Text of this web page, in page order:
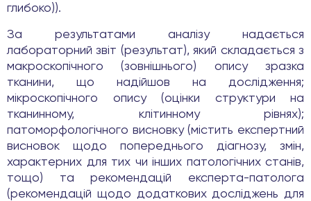
глибоко)).
За результатами аналізу надається
лабораторний звіт (результат), який складається з
макроскопічного (зовнішнього) опису зразка
тканини, що надійшов на дослідження;
мікроскопічного опису (оцінки структури на
тканинному, клітинному рівнях);
патоморфологічного висновку (містить експертний
висновок щодо попереднього діагнозу, змін,
характерних для тих чи інших патологічних станів,
тощо) та рекомендацій експерта-патолога
(рекомендацій щодо додаткових досліджень для